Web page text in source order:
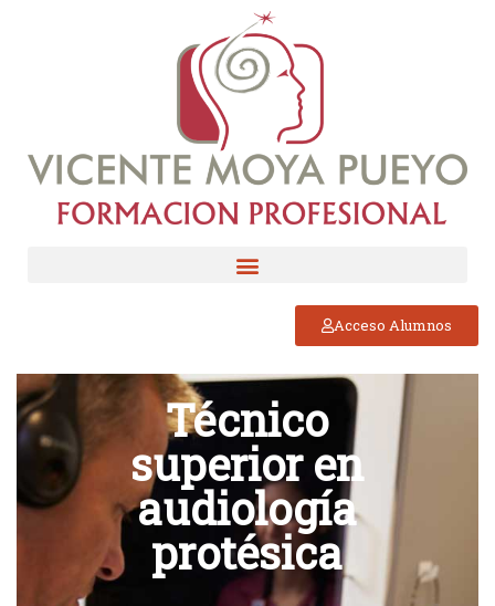
Acceso Alumnos
Técnico
superior en
audiología
protésica